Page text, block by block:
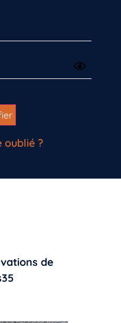
oublié ?
de